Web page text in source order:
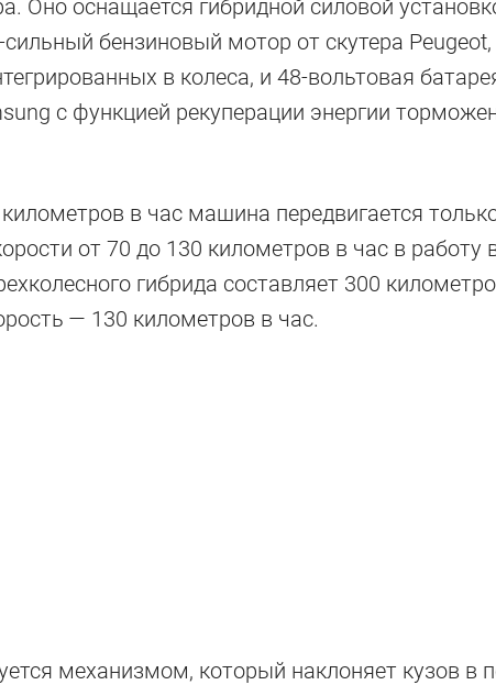
Оно оснащается гибридной силовой
сильный бензиновый мотор от скутера
в колеса, и 48-вольтовая
с функцией рекуперации энергии
в час машина передвигается
от 70 до 130 километров в час в работу
гибрида составляет 300
— 130 километров в час.
механизмом, который наклоняет кузов в